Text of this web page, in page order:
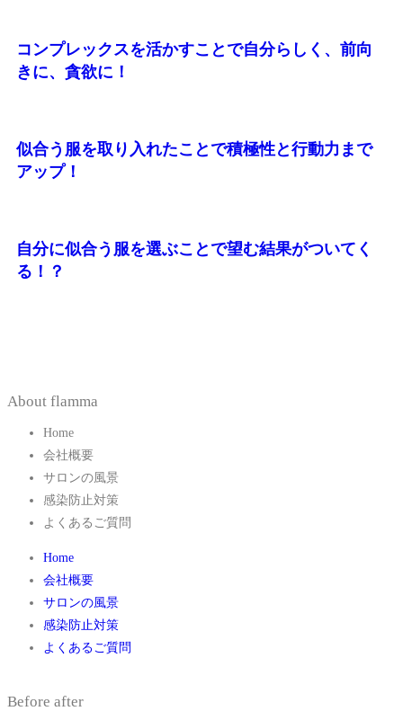
コンプレックスを活かすことで自分らしく、前向
きに、貪欲に！
似合う服を取り入れたことで積極性と行動力まで
アップ！
自分に似合う服を選ぶことで望む結果がついてく
る！？
About flamma
Home
会社概要
サロンの風景
感染防止対策
よくあるご質問
Home
会社概要
サロンの風景
感染防止対策
よくあるご質問
Before after